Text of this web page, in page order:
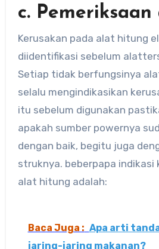
c.
Kerusakan pada alat hitung
diidentifikasi sebelum
Setiap tidak berfungsinya
selalu mengindikasikan
itu sebelum digunakan
apakah sumber powernya
dengan baik, begitu juga
struknya. beberpapa indikasi
alat hitung adalah:
Baca Juga : Apa arti
jaring-jaring makanan?